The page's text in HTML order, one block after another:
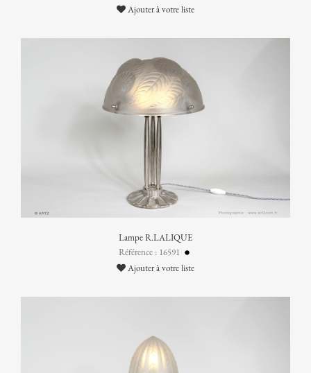
Ajouter à votre liste
Lampe R.LALIQUE
Référence : 16591
Ajouter à votre liste